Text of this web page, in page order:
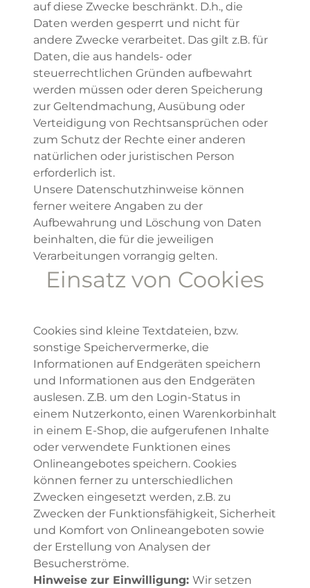
auf diese Zwecke beschränkt. D.h., die
Daten werden gesperrt und nicht für
andere Zwecke verarbeitet. Das gilt z.B. für
Daten, die aus handels- oder
steuerrechtlichen Gründen aufbewahrt
werden müssen oder deren Speicherung
zur Geltendmachung, Ausübung oder
Verteidigung von Rechtsansprüchen oder
zum Schutz der Rechte einer anderen
natürlichen oder juristischen Person
erforderlich ist.
Unsere Datenschutzhinweise können
ferner weitere Angaben zu der
Aufbewahrung und Löschung von Daten
beinhalten, die für die jeweiligen
Verarbeitungen vorrangig gelten.
Einsatz von Cookies
Cookies sind kleine Textdateien, bzw.
sonstige Speichervermerke, die
Informationen auf Endgeräten speichern
und Informationen aus den Endgeräten
auslesen. Z.B. um den Login-Status in
einem Nutzerkonto, einen Warenkorbinhalt
in einem E-Shop, die aufgerufenen Inhalte
oder verwendete Funktionen eines
Onlineangebotes speichern. Cookies
können ferner zu unterschiedlichen
Zwecken eingesetzt werden, z.B. zu
Zwecken der Funktionsfähigkeit, Sicherheit
und Komfort von Onlineangeboten sowie
der Erstellung von Analysen der
Besucherströme.
Hinweise zur Einwilligung: Wir setzen